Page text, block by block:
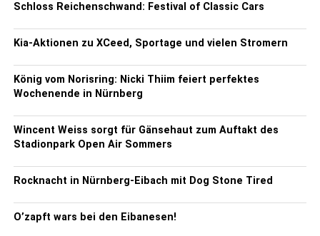
Schloss Reichenschwand: Festival of Classic Cars
Kia-Aktionen zu XCeed, Sportage und vielen Stromern
König vom Norisring: Nicki Thiim feiert perfektes
Wochenende in Nürnberg
Wincent Weiss sorgt für Gänsehaut zum Auftakt des
Stadionpark Open Air Sommers
Rocknacht in Nürnberg-Eibach mit Dog Stone Tired
O’zapft wars bei den Eibanesen!